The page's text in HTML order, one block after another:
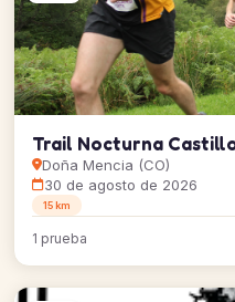
Trail Nocturna
Doña Mencia (CO)
30 de agosto de 2026
15 km
1 prueba